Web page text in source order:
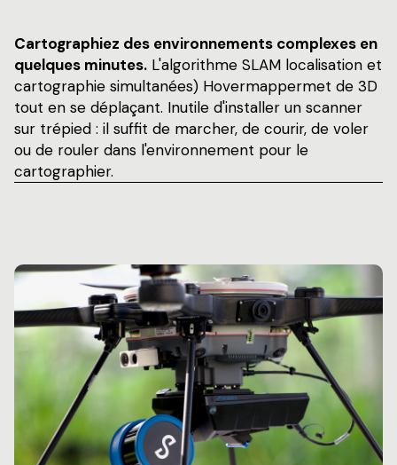
Cartographiez des environnements complexes en
quelques minutes. L'algorithme SLAM localisation et
cartographie simultanées) Hovermappermet de 3D
tout en se déplaçant. Inutile d'installer un scanner
sur trépied : il suffit de marcher, de courir, de voler
ou de rouler dans l'environnement pour le
cartographier.